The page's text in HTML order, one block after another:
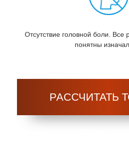
Отсутствие головной боли.
понятны
РАССЧИТАТЬ